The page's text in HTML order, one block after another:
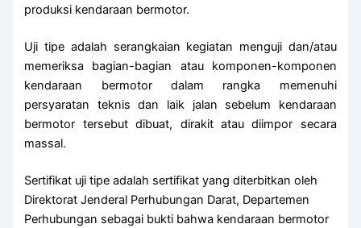
produksi kendaraan bermotor.
Uji tipe adalah serangkaian kegiatan menguji dan/atau
memeriksa bagian-bagian atau komponen-komponen
kendaraan bermotor dalam rangka memenuhi
persyaratan teknis dan laik jalan sebelum kendaraan
bermotor tersebut dibuat, dirakit atau diimpor secara
massal.
Sertifikat uji tipe adalah sertifikat yang diterbitkan oleh
Direktorat Jenderal Perhubungan Darat, Departemen
Perhubungan sebagai bukti bahwa kendaraan bermotor